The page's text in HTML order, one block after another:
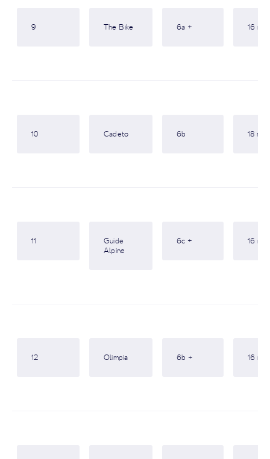
9 The Bike 6a + 16 m
10 Cadeto 6b 18 m
11
Guide
Alpine
6c + 16 m
12 Olimpia 6b + 16 m